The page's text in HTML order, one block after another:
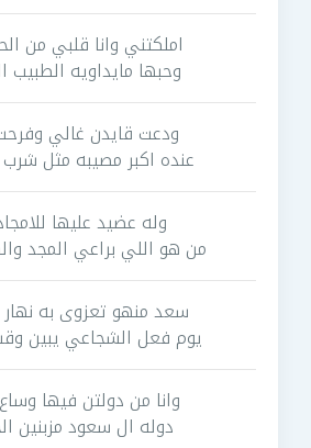
املكتني وانا قلبي من
وحبها مايداويه الطبيب
ودعت قايدن غالي
عنده اكبر مصيبه مثل
وله عضيد عليها
من هو اللي براعي المجد
سعد منهو تعزوى به نهار
يوم فعل الشجاعي يبين
وانا من دولتن فيها وساع
دوله ال سعود مزبنين